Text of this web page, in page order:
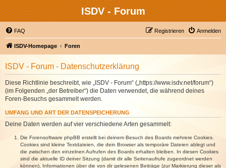
ISDV - Forum
FAQ Anmelden
Registrieren
ISDV-Homepage Foren
ISDV - Forum - Datenschutzerklärung
Diese Richtlinie beschreibt, wie „ISDV - Forum“ („https://www.isdv.net/forum“)
(im Folgenden „der Betreiber“) die Daten verwendet, die während deines
Foren-Besuchs gesammelt werden.
UMFANG UND ART DER DATENSPEICHERUNG
Deine Daten werden auf vier verschiedene Arten gesammelt:
Die Forensoftware phpBB erstellt bei deinem Besuch des Boards mehrere Cookies.
Cookies sind kleine Textdateien, die dein Browser als temporäre Dateien ablegt und
die zwischen den einzelnen Aufrufen des Boards erhalten bleiben. In diesen Cookies
sind die aktuelle ID deiner Sitzung (damit dir alle Seitenaufrufe zugeordnet werden
können), Informationen über die von dir gelesenen Beiträge (zur Markierung dieser als